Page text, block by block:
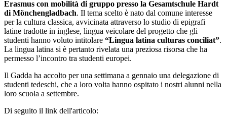
Erasmus con mobilità di gruppo presso la Gesamtschule Hardt
di Mönchengladbach. Il tema scelto è nato dal comune interesse
per la cultura classica, avvicinata attraverso lo studio di epigrafi
latine tradotte in inglese, lingua veicolare del progetto che gli
studenti hanno voluto intitolare “Lingua latina culturas conciliat”.
La lingua latina si è pertanto rivelata una preziosa risorsa che ha
permesso l’incontro tra studenti europei.
Il Gadda ha accolto per una settimana a gennaio una delegazione di
studenti tedeschi, che a loro volta hanno ospitato i nostri alunni nella
loro scuola a settembre.
Di seguito il link dell'articolo: